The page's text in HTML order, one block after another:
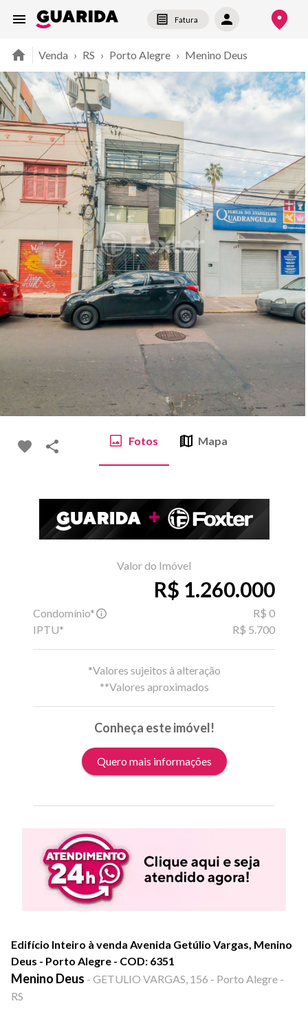
Fatura
Venda › RS › Porto Alegre › Menino Deus
Fotos Mapa
Valor do Imóvel
R$ 1.260.000
Condomínio*
R$ 0
IPTU*
R$ 5.700
*Valores sujeitos à alteração
**Valores aproximados
Conheça este imóvel!
Quero mais informações
Edifício Inteiro à venda Avenida Getúlio Vargas, Menino
Deus - Porto Alegre - COD: 6351
Menino Deus - GETULIO VARGAS, 156 - Porto Alegre -
RS